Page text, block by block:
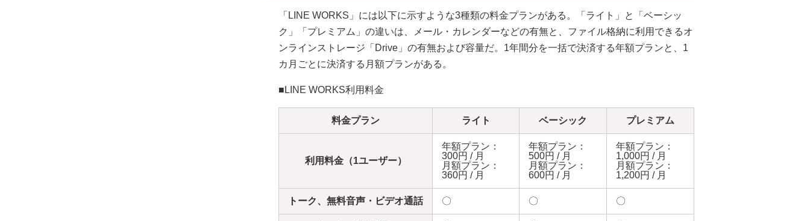
「LINE WORKS」には以下に示すような3種類の料金プランがある。「ライト」と「ベーシッ
ク」「プレミアム」の違いは、メール・カレンダーなどの有無と、ファイル格納に利用できるオ
ンラインストレージ「Drive」の有無および容量だ。1年間分を一括で決済する年額プランと、1
カ月ごとに決済する月額プランがある。
■LINE WORKS利用料金
料金プラン ライト ベーシック プレミアム
利用料金（1ユーザー）
年額プラン：
300円 / 月
月額プラン：
360円 / 月
年額プラン：
500円 / 月
月額プラン：
600円 / 月
年額プラン：
1,000円 / 月
月額プラン：
1,200円 / 月
トーク、無料音声・ビデオ通話 〇 〇 〇